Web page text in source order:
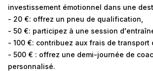
investissement émotionnel dans une
- 20 €: offrez un pneu de qualification,
- 50 €: participez à une session
- 100 €: contribuez aux frais de transport
- 500 € : offrez une demi-journée de
personnalisé.